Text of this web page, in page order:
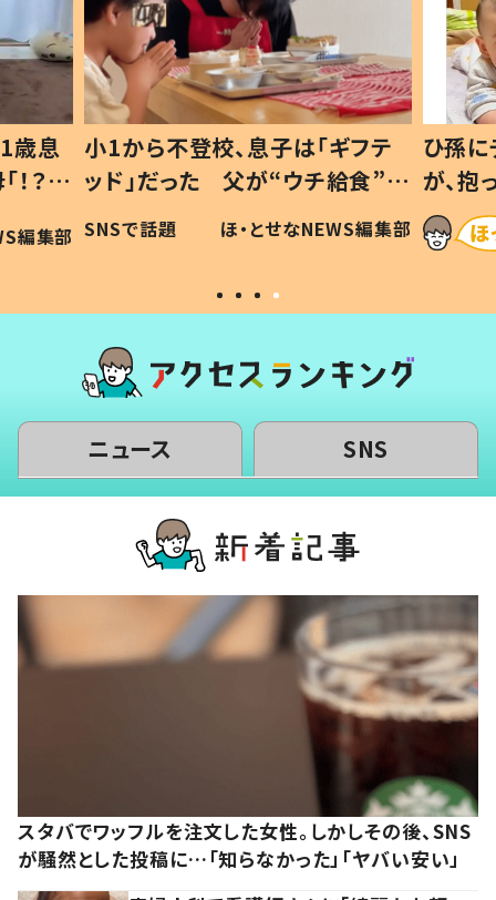
歳息
？」
編集部
小1から不登校、息子は「ギフテ
ッド」だった 父が“ウチ給食”を
作り続ける理由とは #令和の親
#令和の子
SNSで話題 ほ・とせなNEWS編集部
ひ孫
が、
「涙が
い」
ニュース SNS
スタバでワッフルを注文した女性。しかしその後、SNS
が騒然とした投稿に…「知らなかった」「ヤバい安い」